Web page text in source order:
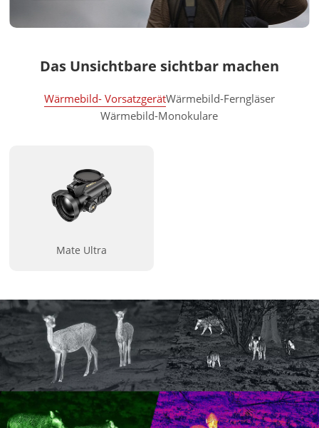
Das Unsichtbare sichtbar machen
Wärmebild- VorsatzgerätWärmebild-Ferngläser
Wärmebild-Monokulare
Mate Ultra